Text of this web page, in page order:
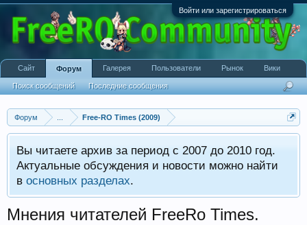
Войти или зарегистрироваться
Форум Free-RO Times (2009)
Вы читаете архив за период с 2007 до 2010 год.
Актуальные обсуждения и новости можно найти
в основных разделах.
Мнения читателей FreeRo Times.
Сайт Форум
Поиск сообщений Последние сообщения
Галерея Пользователи Рынок Вики